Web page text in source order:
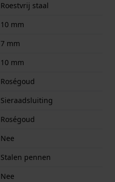
Roestvrij staal
10 mm
7 mm
10 mm
Roségoud
Sieraadsluiting
Roségoud
Nee
Stalen pennen
Nee